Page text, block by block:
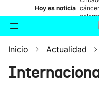
Hoy es noticia cáncer
Buscador
Inicio Actualidad